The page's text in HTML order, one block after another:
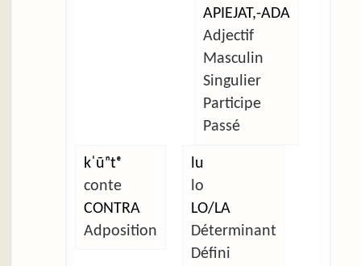
APIEJAT,-ADA
Adjectif
Masculin
Singulier
Participe
Passé
kˈũⁿtᵉ
conte
CONTRA
Adposition
lu
lo
LO/LA
Déterminant
Défini